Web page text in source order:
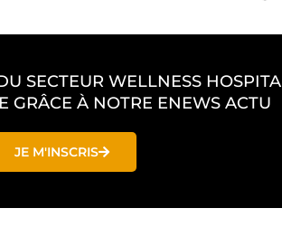
SECTEUR WELLNESS
GRÂCE À NOTRE ENEWS ACTU
JE M'INSCRIS